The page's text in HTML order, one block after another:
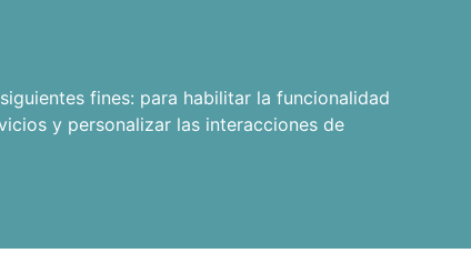
fines: para habilitar la funcionalidad
y personalizar las interacciones de